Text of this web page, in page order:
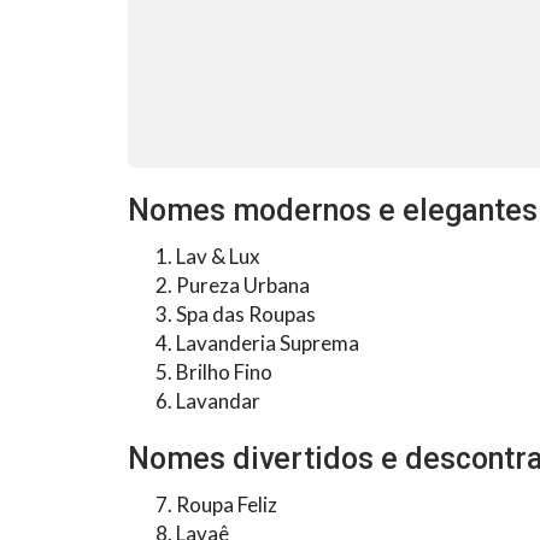
Nomes modernos e elegantes
Lav & Lux
Pureza Urbana
Spa das Roupas
Lavanderia Suprema
Brilho Fino
Lavandar
Nomes divertidos e
Roupa Feliz
Lavaê